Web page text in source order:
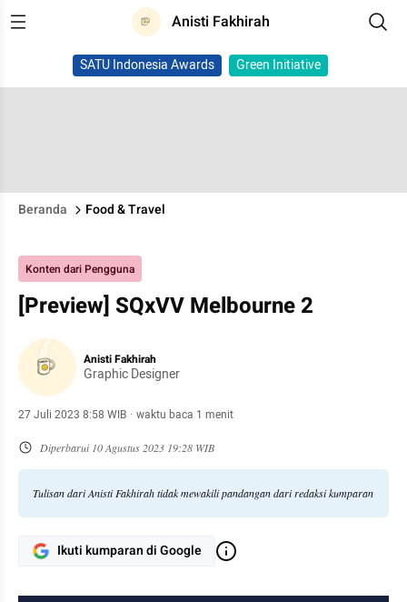
Anisti Fakhirah
SATU Indonesia Awards Green Initiative
Beranda Food & Travel
Konten dari Pengguna
[Preview] SQxVV Melbourne 2
Anisti Fakhirah
Graphic Designer
27 Juli 2023 8:58 WIB · waktu baca 1 menit
Diperbarui 10 Agustus 2023 19:28 WIB
Tulisan dari Anisti Fakhirah tidak mewakili pandangan dari redaksi kumparan
Ikuti kumparan di Google